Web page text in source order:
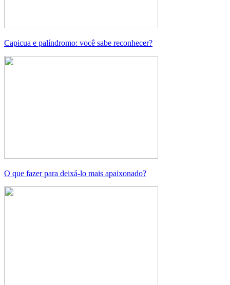
Capicua e palíndromo: você sabe reconhecer?
O que fazer para deixá-lo mais apaixonado?